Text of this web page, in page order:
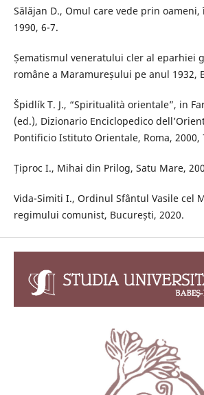
Sălăjan D., Omul care vede prin oameni,
1990, 6-7.
Șematismul veneratului cler al eparhiei
române a Maramureșului pe anul 1932,
Špidlík T. J., “Spiritualità orientale”, in
(ed.), Dizionario Enciclopedico
Pontificio Istituto Orientale, Roma, 2000,
Țiproc I., Mihai din Prilog, Satu Mare,
Vida-Simiti I., Ordinul Sfântul Vasile cel
regimului comunist, București, 2020.